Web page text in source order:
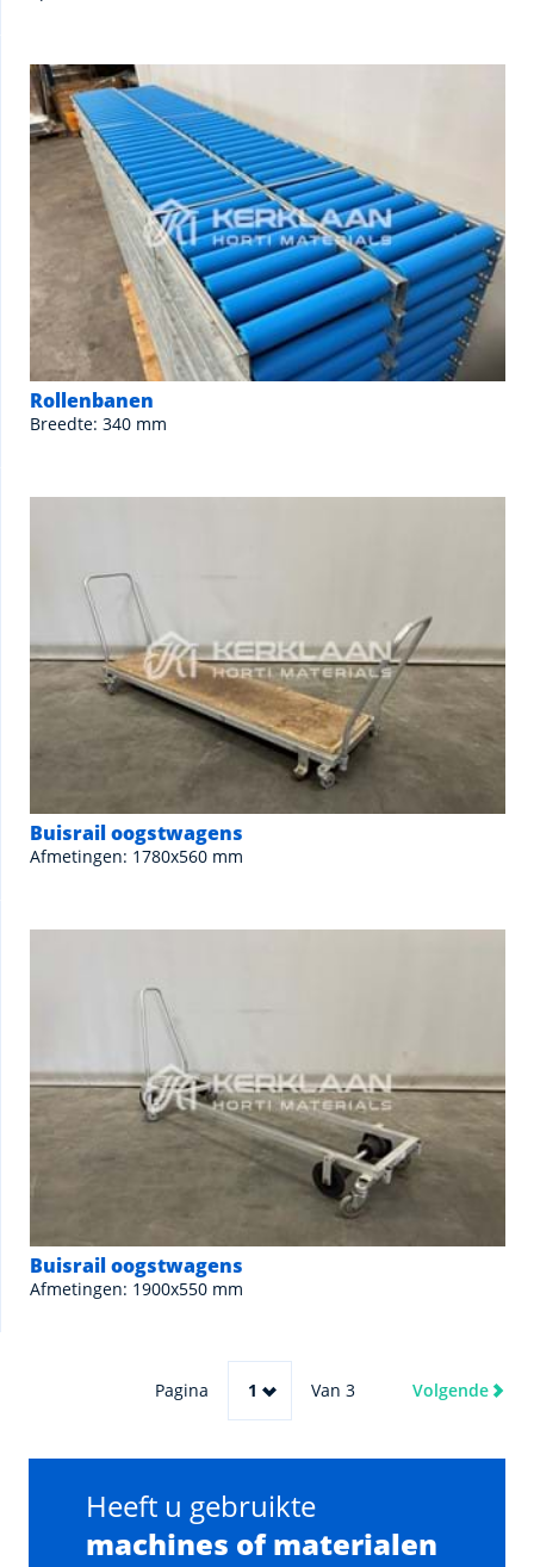
Rollenbanen
Breedte: 340 mm
Buisrail oogstwagens
Afmetingen: 1780x560 mm
Buisrail oogstwagens
Afmetingen: 1900x550 mm
Pagina 1 Van 3 Volgende
Heeft u gebruikte
machines of materialen